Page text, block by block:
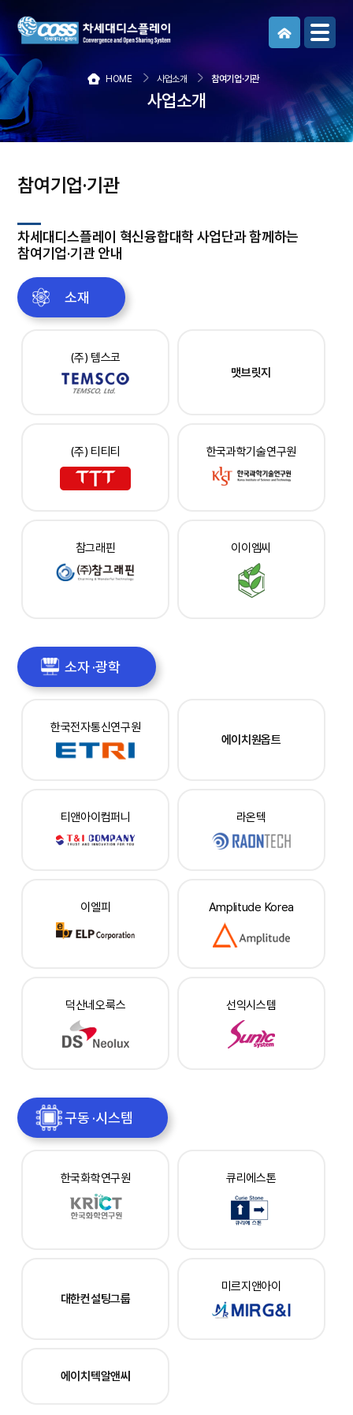
메뉴보기
HOME 사업소개 참여기업·기관
사업소개
참여기업·기관
차세대디스플레이 혁신융합대학 사업단과 함께하는
참여기업·기관 안내
소재
(주) 템스코
맷브릿지
(주) 티티티 한국과학기술연구원
참그래핀 이이엠씨
소자 ·광학
한국전자통신연구원
에이치원옵트
티앤아이컴퍼니 라온텍
이엘피 Amplitude Korea
덕산네오룩스 선익시스템
구동 ·시스템
한국화학연구원 큐리에스톤
대한컨설팅그룹
미르지앤아이
에이치텍알앤씨